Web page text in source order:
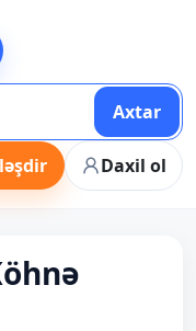
Axtar
Daxil ol